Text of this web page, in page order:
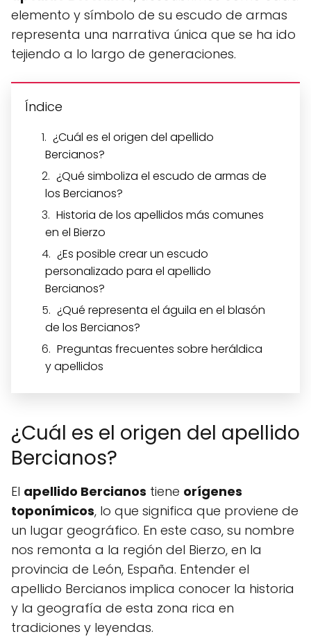
elemento y símbolo de su escudo de armas
representa una narrativa única que se ha ido
tejiendo a lo largo de generaciones.
Índice
¿Cuál es el origen del apellido
Bercianos?
¿Qué simboliza el escudo de armas de
los Bercianos?
Historia de los apellidos más comunes
en el Bierzo
¿Es posible crear un escudo
personalizado para el apellido
Bercianos?
¿Qué representa el águila en el blasón
de los Bercianos?
Preguntas frecuentes sobre heráldica
y apellidos
¿Cuál es el origen del apellido
Bercianos?
El apellido Bercianos tiene orígenes
toponímicos, lo que significa que proviene de
un lugar geográfico. En este caso, su nombre
nos remonta a la región del Bierzo, en la
provincia de León, España. Entender el
apellido Bercianos implica conocer la historia
y la geografía de esta zona rica en
tradiciones y leyendas.